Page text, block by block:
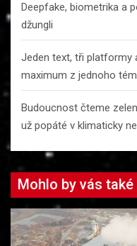
Deepfake, biometrika a
džungli
Jeden text, tři platformy
maximum z jednoho
Budoucnost čteme
už popáté v klimaticky
Mohlo by vás